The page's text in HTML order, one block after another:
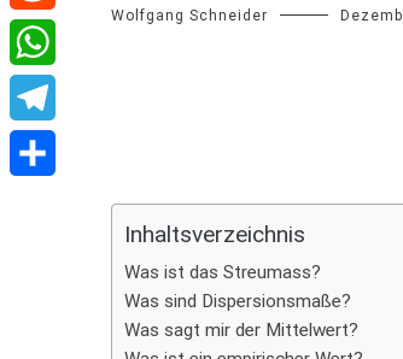
Wolfgang Schneider
Inhaltsverzeichnis
Was ist das Streumass?
Was sind Dispersionsmaße?
Was sagt mir der Mittelwert?
Reddit
WhatsApp
Telegram